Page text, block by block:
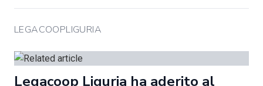
LEGACOOPLIGURIA
Legacoop Liguria ha aderito al